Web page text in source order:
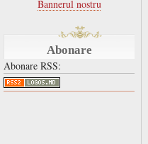
Bannerul nostru
Abonare
Abonare RSS: